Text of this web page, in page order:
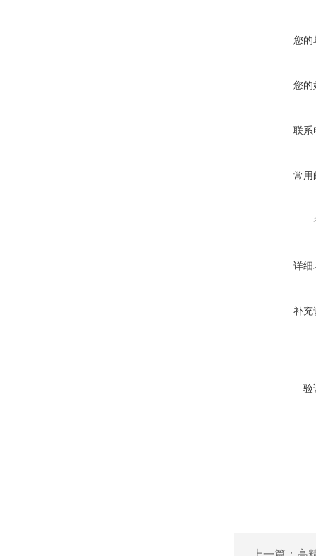
您的
您的
联系
常用
详细
补充
验